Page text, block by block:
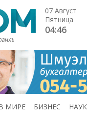
07 Август
Пятница
04:46
МИРЕ БИЗНЕС